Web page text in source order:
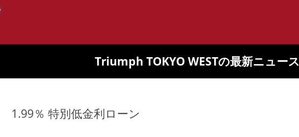
Triumph TOKYO WESTの最新ニュース
1.99％ 特別低金利ローン